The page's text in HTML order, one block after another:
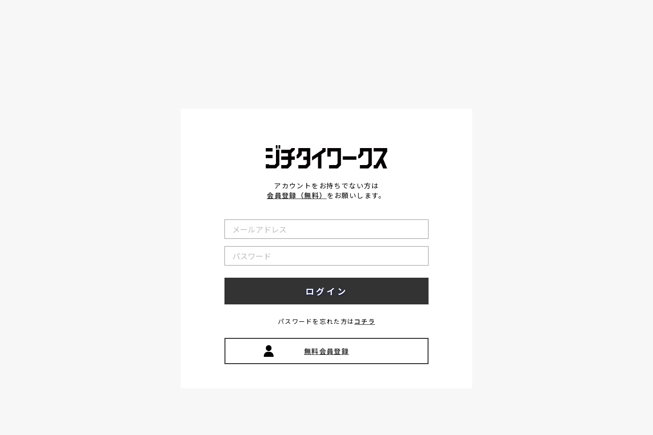
アカウントをお持ちでない方は
会員登録（無料） をお願いします。
パスワードを忘れた方はコチラ
無料会員登録